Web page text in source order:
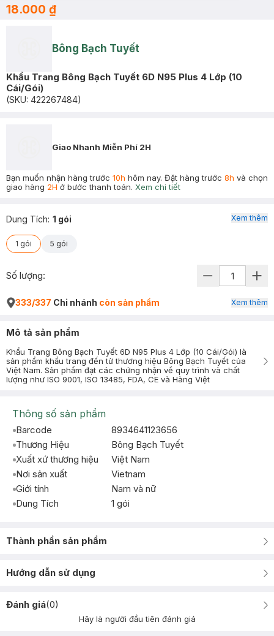
18.000 ₫
Bông Bạch Tuyết
Khẩu Trang Bông Bạch Tuyết 6D N95 Plus 4 Lớp (10
Cái/Gói)
(SKU: 422267484)
Giao Nhanh Miễn Phí 2H
Bạn muốn nhận hàng trước 10h hôm nay. Đặt hàng trước 8h và chọn
giao hàng 2H ở bước thanh toán. Xem chi tiết
Dung Tích: 1 gói
1 gói 5 gói
Xem thêm
Số lượng:
333/337 Chi nhánh còn sản phẩm Xem thêm
Mô tả sản phẩm
Khẩu Trang Bông Bạch Tuyết 6D N95 Plus 4 Lớp (10 Cái/Gói) là
sản phẩm khẩu trang đến từ thương hiệu Bông Bạch Tuyết của
Việt Nam. Sản phẩm đạt các chứng nhận về quy trình và chất
lượng như ISO 9001, ISO 13485, FDA, CE và Hàng Việt
Thông số sản phẩm
Barcode
8934641123656
Thương Hiệu
Bông Bạch Tuyết
Xuất xứ thương hiệu
Việt Nam
Nơi sản xuất
Vietnam
Giới tính
Nam và nữ
Dung Tích
1 gói
Thành phần sản phẩm
Hướng dẫn sử dụng
Đánh giá(0)
Hãy là người đầu tiên đánh giá